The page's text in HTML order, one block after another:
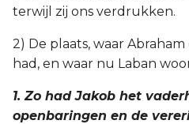
terwijl zij ons verdrukken.
2) De plaats, waar
had, en waar nu Laban
1. Zo had Jakob het
openbaringen en de